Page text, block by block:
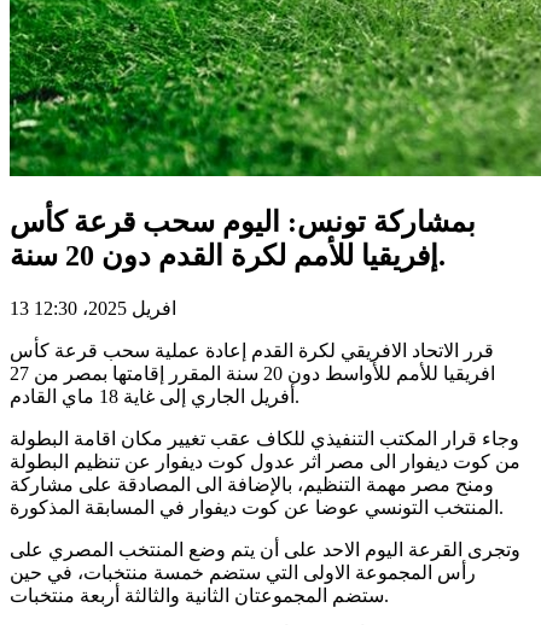
بمشاركة تونس: اليوم سحب قرعة كأس
إفريقيا للأمم لكرة القدم دون 20 سنة.
13 افريل 2025، 12:30
قرر الاتحاد الافريقي لكرة القدم إعادة عملية سحب قرعة كأس
افريقيا للأمم للأواسط دون 20 سنة المقرر إقامتها بمصر من 27
أفريل الجاري إلى غاية 18 ماي القادم.
وجاء قرار المكتب التنفيذي للكاف عقب تغيير مكان اقامة البطولة
من كوت ديفوار الى مصر اثر عدول كوت ديفوار عن تنظيم البطولة
ومنح مصر مهمة التنظيم، بالإضافة الى المصادقة على مشاركة
المنتخب التونسي عوضا عن كوت ديفوار في المسابقة المذكورة.
وتجرى القرعة اليوم الاحد على أن يتم وضع المنتخب المصري على
رأس المجموعة الاولى التي ستضم خمسة منتخبات، في حين
ستضم المجموعتان الثانية والثالثة أربعة منتخبات.